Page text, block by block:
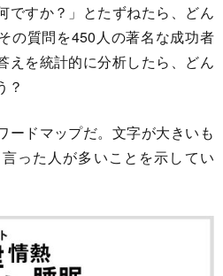
ですか？」とたずねたら、どん
質問を450人の著名な成功者
えを統計的に分析したら、どん
？
ドマップだ。文字が大きいも
った人が多いことを示してい